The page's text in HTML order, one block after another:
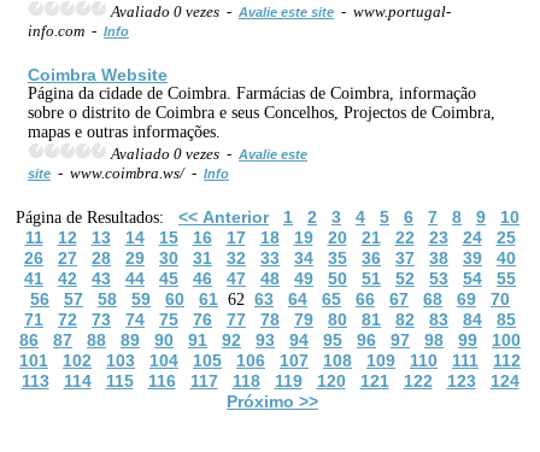
Avaliado 0 vezes - Avalie este site - www.portugal-
info.com - Info
Coimbra Website
Página da cidade de Coimbra. Farmácias de Coimbra, informação
sobre o distrito de Coimbra e seus Concelhos, Projectos de Coimbra,
mapas e outras informações.
Avaliado 0 vezes - Avalie este
site - www.coimbra.ws/ - Info
Página de Resultados: << Anterior 1 2 3 4 5 6 7 8 9
10
11
12 13 14 15 16 17 18 19 20 21 22 23 24
25
26
27 28 29 30 31 32 33 34 35 36 37 38 39
40
41
42 43 44 45 46 47 48 49 50 51 52 53 54
55
56
57 58 59 60 61 62 63 64 65 66 67 68 69
70
71
72 73 74 75 76 77 78 79 80 81 82 83 84
85
86
87 88 89 90 91 92 93 94 95 96 97 98 99
100
101
102 103 104 105 106 107 108 109 110 111
112
113
114 115 116 117 118 119 120 121 122 123
124
Próximo >>